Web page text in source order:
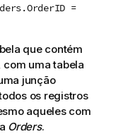
=
que contém
uma tabela
junção
os registros
aqueles com
Orders.